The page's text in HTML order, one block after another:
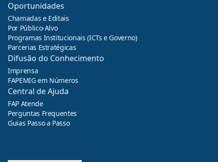
Oportunidades
Chamadas e Editais
Por Público-Alvo
Programas Institucionais (ICTs e Governo)
Parcerias Estratégicas
Difusão do Conhecimento
Imprensa
FAPEMIG em Números
Central de Ajuda
FAP Atende
Perguntas Frequentes
Guias Passo a Passo